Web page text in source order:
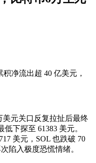
净流出超 40 亿美元，
美元关口反复拉扯后最终
下探至 61383 美元。
美元，SOL 也跌破 70
陷入极度恐慌情绪。